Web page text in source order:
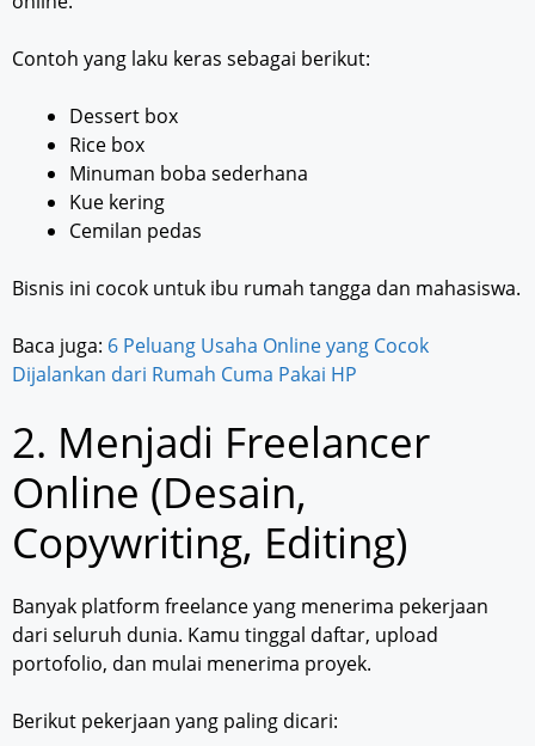
Contoh yang laku keras sebagai berikut:
Dessert box
Rice box
Minuman boba sederhana
Kue kering
Cemilan pedas
Bisnis ini cocok untuk ibu rumah tangga dan mahasiswa.
Baca juga: 6 Peluang Usaha Online yang Cocok
Dijalankan dari Rumah Cuma Pakai HP
2. Menjadi Freelancer
Online (Desain,
Copywriting, Editing)
Banyak platform freelance yang menerima pekerjaan
dari seluruh dunia. Kamu tinggal daftar, upload
portofolio, dan mulai menerima proyek.
Berikut pekerjaan yang paling dicari: